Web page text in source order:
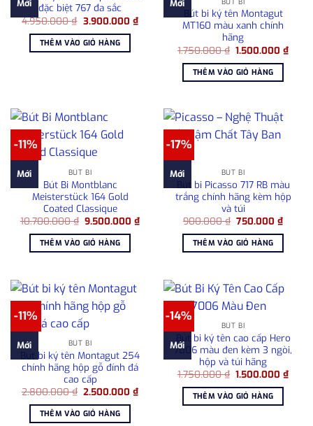
Mới đặc biệt 767 đa sắc
4.950.000₫ Giá
là:
4.950.000 ₫.
3.900.000 ₫Giá
hiện
3.900.000 ₫.
THÊM VÀO GIỎ HÀNG
Mới
Bút bi ký tên Montagut
MT160 màu xanh chính
hãng
1.750.000₫ Giá
là:
1.750.000 ₫.
1.500.000₫Giá
hiện
THÊM VÀO GIỎ HÀNG
-11%
Mới BÚT BI
Bút Bi Montblanc
Meisterstück 164 Gold
Coated Classique
10.700.000₫ Giá
là:
10.700.000 ₫.
9.500.000₫Giá
hiện
9.500.000 ₫.
THÊM VÀO GIỎ HÀNG
-17%
Mới BÚT BI
Bút bi Picasso 717 RB màu
trắng chính hãng kèm hộp
và túi
900.000₫ Giá
là:
900.000 ₫.
750.000₫Giá
hiện
THÊM VÀO GIỎ HÀNG
-11%
Mới BÚT BI
Bút bi ký tên Montagut 254
chính hãng hộp gỗ đính đá
cao cấp
2.800.000₫ Giá
là:
2.800.000 ₫.
2.500.000₫Giá
THÊM VÀO GIỎ HÀNG
-14%
Mới
BÚT BI
Bút bi ký tên cao cấp Hero
7006 màu đen kèm 3 ngòi,
hộp và túi hãng
1.750.000₫ Giá
là:
1.750.000 ₫.
1.500.000₫Giá
THÊM VÀO GIỎ HÀNG